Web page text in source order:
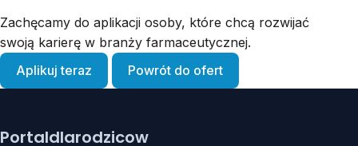
Zachęcamy do aplikacji osoby, które chcą rozwijać
swoją karierę w branży farmaceutycznej.
Aplikuj teraz
Powrót do ofert
Portaldlarodzicow